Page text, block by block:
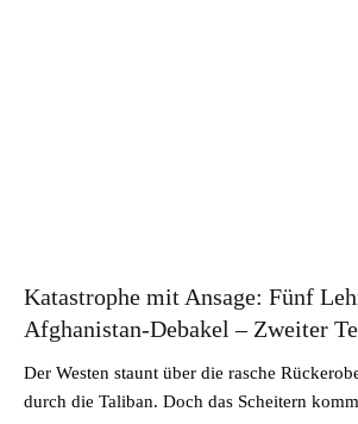
Katastrophe mit Ansage: Fünf
Afghanistan-Debakel – Zweiter
Der Westen staunt über die rasche
durch die Taliban. Doch das Scheitern